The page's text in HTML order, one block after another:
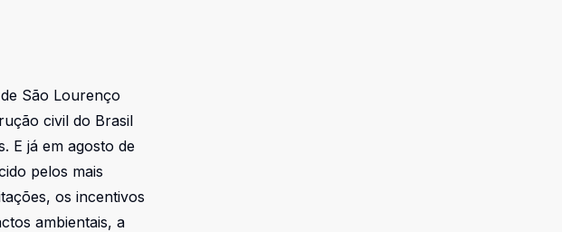
São Lourenço
civil do Brasil
E já em agosto de
pelos mais
os incentivos
ambientais, a